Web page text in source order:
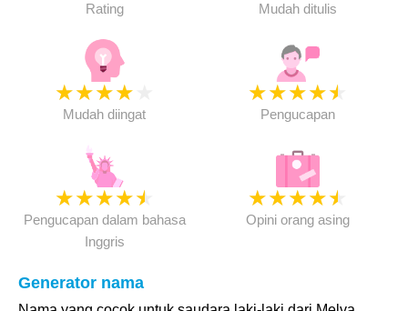
Rating Mudah ditulis
★★★★
Mudah diingat
★★★★★
Pengucapan
★★★★★
Pengucapan dalam bahasa
Inggris
★★★★★
Opini orang asing
Generator nama